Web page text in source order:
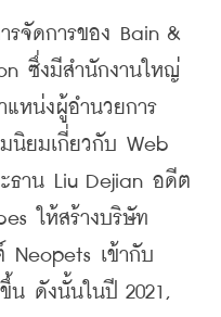
ดการของ Bain &
ซึ่งมีสำนักงานใหญ่
แหน่งผู้อำนวยการ
นิยมเกี่ยวกับ Web
ธาน Liu Dejian อดีต
ให้สร้างบริษัท
Neopets เข้ากับ
ขึ้น ดังนั้นในปี 2021,